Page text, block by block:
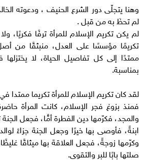
وهنا يتجلّى دور الشرع الحنيف ، ودعوته
لم تحظَ به من قبل .
لم يكن تكريم الإسلام للمرأة ترفًا فكريًا،
تكريمًا مؤسسًا على العدل، منبثقًا من أصل
ممتدًا إلى كل تفاصيل الحياة، لا
بمناسبة.
لقد كان تكريم الإسلام للمرأة تكريما
فمنذ بزوغ فجر الإسلام، كانت المرأة
والمجد، فكرّمها دين الفطرة أمًّا، فجعل
ابنةً، فأوصى بها خيرًا وجعل الجنة جزاءً
وكرّمها زوجةً، فجعل العلاقة بها ميثاقًا
صلتها بابًا للبر والتقوى.